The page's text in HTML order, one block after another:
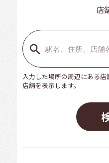
店
入力した場所の周辺にある
店舗を表示します。